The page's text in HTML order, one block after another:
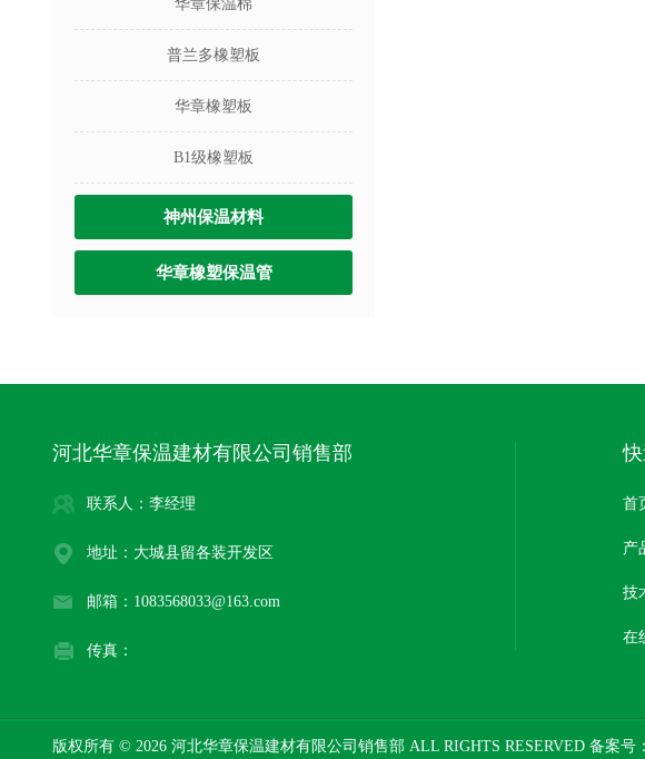
华章保温棉
普兰多橡塑板
华章橡塑板
B1级橡塑板
神州保温材料
华章橡塑保温管
河北华章保温建材有限公司销售部
联系人：李经理
地址：大城县留各装开发区
邮箱：1083568033@163.com
传真：
首
产
技
在
版权所有 © 2026 河北华章保温建材有限公司销售部 ALL RIGHTS RESERVED 备案号：